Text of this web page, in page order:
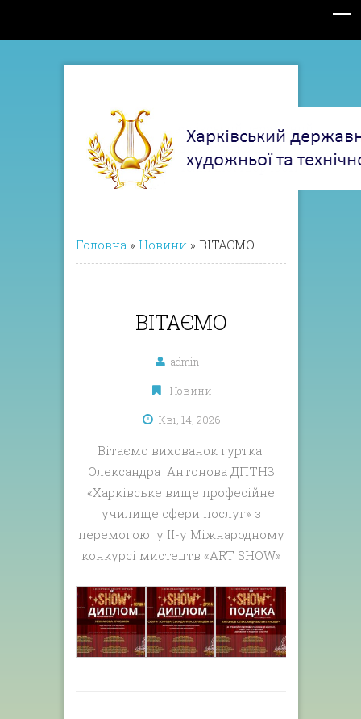
Головна » Новини » ВІТАЄМО
ВІТАЄМО
admin
Новини
Кві, 14, 2026
Вітаємо вихованок гуртка
Олександра Антонова ДПТНЗ
«Харківське вище професійне
училище сфери послуг» з
перемогою у II-у Міжнародному
конкурсі мистецтв «ART SHOW»